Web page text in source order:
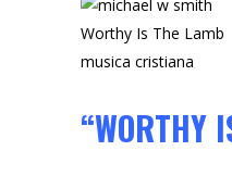
“WORTHY